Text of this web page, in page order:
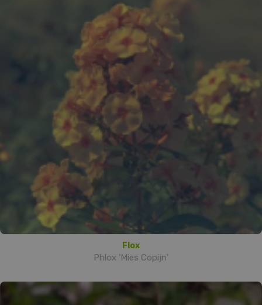
Flox
Phlox 'Mies Copijn'